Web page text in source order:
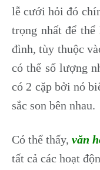
lễ cưới hỏi đó
trọng nhất để
đình, tùy thuộc
có thể số lượng
có 2 cặp bởi nó
sắc son bên nhau.
Có thể thấy, văn
tất cả các hoạt